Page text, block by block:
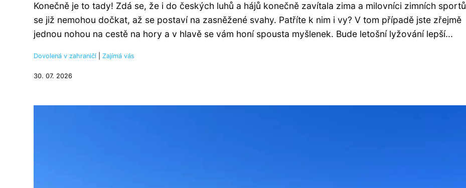
Konečně je to tady! Zdá se, že i do českých luhů a hájů konečně zavítala zima a milovníci zimních sportů
se již nemohou dočkat, až se postaví na zasněžené svahy. Patříte k nim i vy? V tom případě jste zřejmě
jednou nohou na cestě na hory a v hlavě se vám honí spousta myšlenek. Bude letošní lyžování lepší...
Dovolená v zahraničí Zajímá vás
30. 07. 2026